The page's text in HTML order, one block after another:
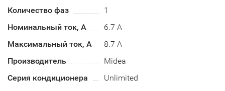
Количество фаз
1
Номинальный ток, А
6.7 А
Максимальный ток, А
8.7 А
Производитель
Midea
Серия кондиционера
Unlimited